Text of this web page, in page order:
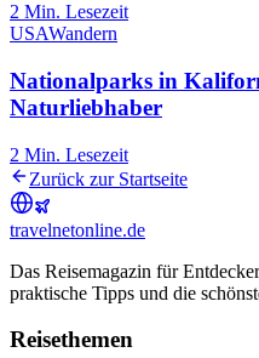
2 Min. Lesezeit
USAWandern
Nationalparks in
Naturliebhaber
2 Min. Lesezeit
Zurück zur Startseite
travelnetonline.de
Das Reisemagazin für
praktische Tipps und die
Reisethemen